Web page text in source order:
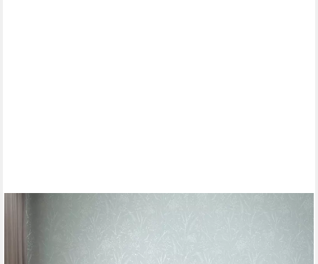
A.S. CRÉATION
Vliestapete Pure Elegance Tapete mit Ästen Mustertapete Floral
Blumen, strukturiert, schimmernd, (1 St), Vliestapete
Blumentapete für Schlafzimmer Küche Wohnzimmer Äste